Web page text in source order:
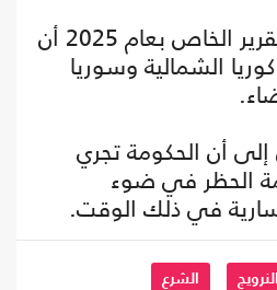
في المقابل، ذكر التقرير الخاص بعام 2025 أن
الشمالية وسوريا
إلى أن الحكومة تجري
الحظر في ضوء
في ذلك الوقت.
النرويج الشرع